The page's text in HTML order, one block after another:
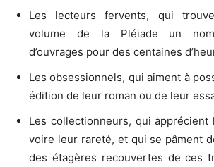
Les lecteurs fervents, qui
volume de la Pléiade un
d’ouvrages pour des centaines
Les obsessionnels, qui aiment à
édition de leur roman ou de leur
Les collectionneurs, qui apprécient
voire leur rareté, et qui se pâment
des étagères recouvertes de ces